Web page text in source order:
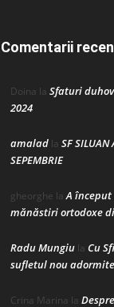
Comentarii
Doina la Sfaturi
2024
amalad la SF
SEPEMBRIE
gheorghe laA
mănăstiri ortodoxe
Radu Mungiu la Cu
sufletul nou
Crina Marina la